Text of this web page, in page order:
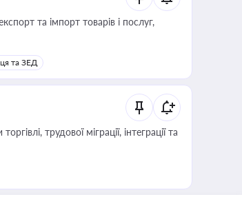
та імпорт товарів і послуг,
та ЗЕД